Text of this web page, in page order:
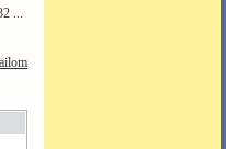
...